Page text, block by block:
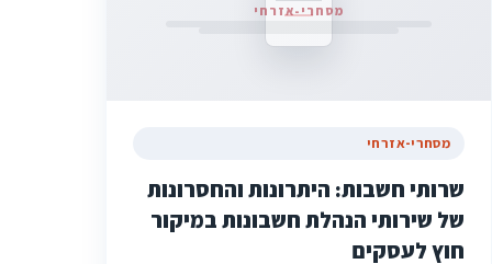
מסחרי-אזרחי
מסחרי-אזרחי
שרותי חשבות: היתרונות והחסרונות
של שירותי הנהלת חשבונות במיקור
חוץ לעסקים